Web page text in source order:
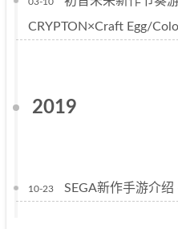
CRYPTON×Craft Egg/
2019
10-23 SEGA新作手游介